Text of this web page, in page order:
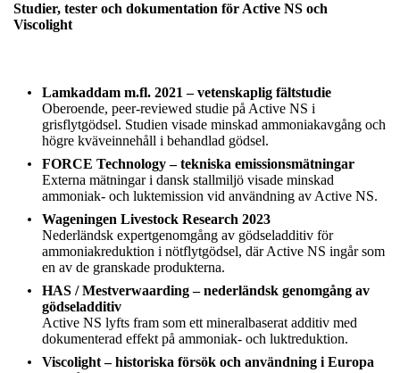
Studier, tester och dokumentation för Active NS och
Viscolight
Lamkaddam m.fl. 2021 – vetenskaplig fältstudie
Oberoende, peer-reviewed studie på Active NS i
grisflytgödsel. Studien visade minskad ammoniakavgång och
högre kväveinnehåll i behandlad gödsel.
FORCE Technology – tekniska emissionsmätningar
Externa mätningar i dansk stallmiljö visade minskad
ammoniak- och luktemission vid användning av Active NS.
Wageningen Livestock Research 2023
Nederländsk expertgenomgång av gödseladditiv för
ammoniakreduktion i nötflytgödsel, där Active NS ingår som
en av de granskade produkterna.
HAS / Mestverwaarding – nederländsk genomgång av
gödseladditiv
Active NS lyfts fram som ett mineralbaserat additiv med
dokumenterad effekt på ammoniak- och luktreduktion.
Viscolight – historiska försök och användning i Europa